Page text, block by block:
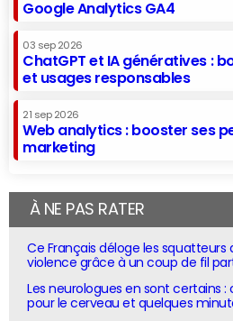
Google Analytics GA4
03 sep 2026
ChatGPT et IA génératives :
et usages responsables
21 sep 2026
Web analytics : booster ses
marketing
À NE PAS RATER
Ce Français déloge les squatteurs
violence grâce à un coup de fil
Les neurologues en sont certains
pour le cerveau et quelques